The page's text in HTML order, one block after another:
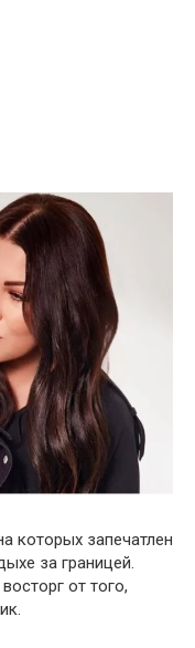
которых запечатлен
за границей.
от того,